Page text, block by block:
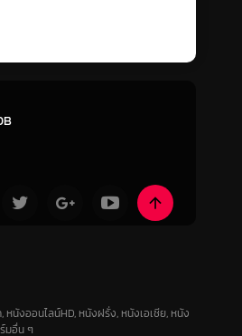
นังออนไลน์HD, หนังฝรั่ง, หนังเอเชีย, หนัง
มอื่น ๆ